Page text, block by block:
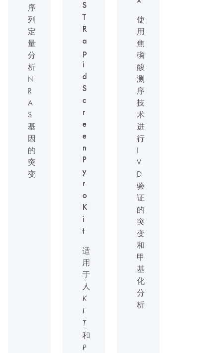
序
列
定
量
分
析
N
R
A
S
基
因
的
突
变
S
T
R
a
p
i
d
S
c
r
e
e
n
P
y
r
o
K
i
t
适
用
于
人
K
I
T
和
P
使
用
焦
磷
酸
测
序
技
术
进
行
I
V
D
验
证
的
突
变
和
甲
基
化
分
析